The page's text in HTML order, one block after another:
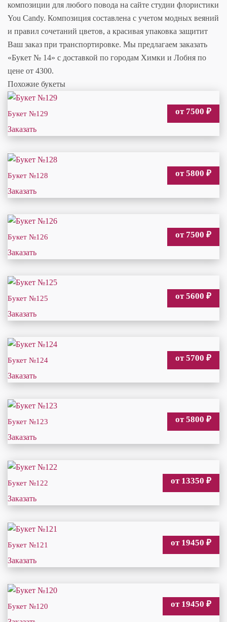
композиции для любого повода на сайте студии флористики
You Candy. Композиция составлена с учетом модных веяний
и правил сочетаний цветов, а красивая упаковка защитит
Ваш заказ при транспортировке. Мы предлагаем заказать
«Букет № 14» с доставкой по городам Химки и Лобня по
цене от 4300.
Похожие букеты
Букет №129 от 7500 ₽
Заказать
Букет №128 от 5800 ₽
Заказать
Букет №126 от 7500 ₽
Заказать
Букет №125 от 5600 ₽
Заказать
Букет №124 от 5700 ₽
Заказать
Букет №123 от 5800 ₽
Заказать
Букет №122 от 13350 ₽
Заказать
Букет №121 от 19450 ₽
Заказать
Букет №120 от 19450 ₽